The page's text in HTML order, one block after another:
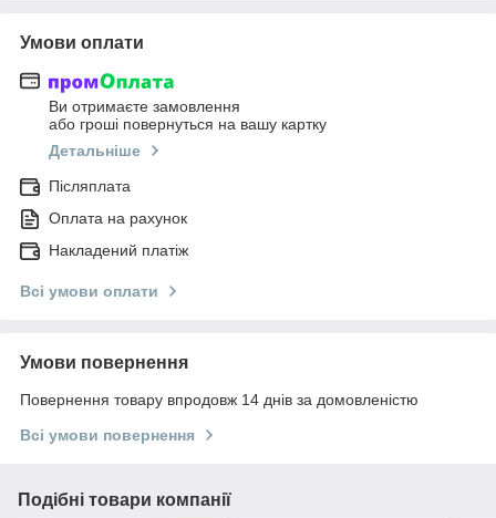
Умови оплати
Ви отримаєте замовлення
або гроші повернуться на вашу картку
Детальніше
Післяплата
Оплата на рахунок
Накладений платіж
Всі умови оплати
Умови повернення
Повернення товару впродовж 14 днів за домовленістю
Всі умови повернення
Подібні товари компанії